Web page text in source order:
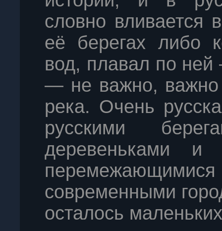
словно вливается
её берегах либо
вод, плавал по
— не важно, важно
река. Очень
русскими
деревеньками и
современными
осталось